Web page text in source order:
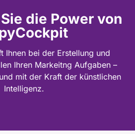
die Power von
Ihnen bei der Erstellung und
Ihren Markeitng Aufgaben –
mit der Kraft der künstlichen
Intelligenz.